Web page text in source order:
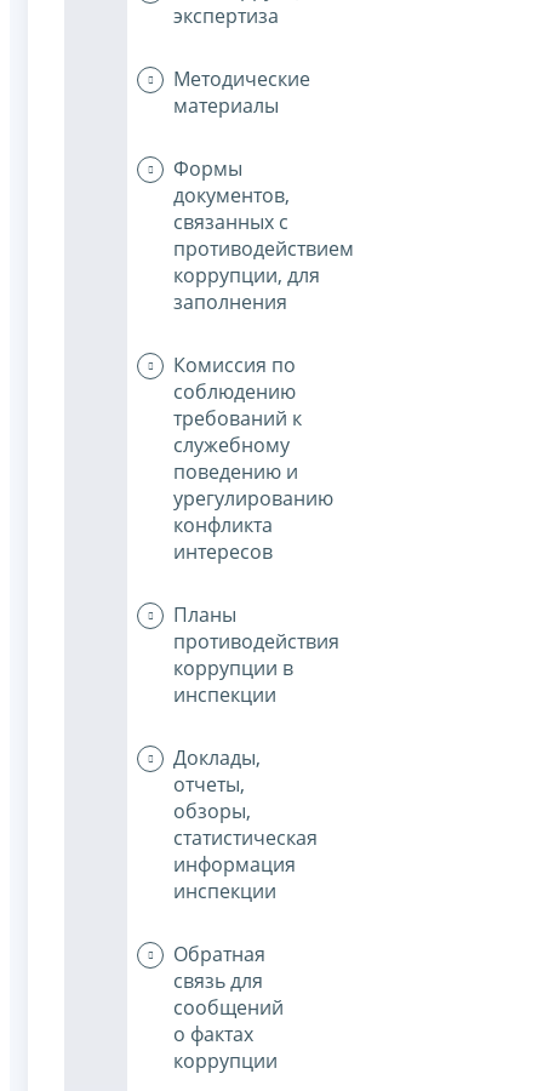
экспертиза
Методические
материалы
Формы
документов,
связанных с
противодействием
коррупции, для
заполнения
Комиссия по
соблюдению
требований к
служебному
поведению и
урегулированию
конфликта
интересов
Планы
противодействия
коррупции в
инспекции
Доклады,
отчеты,
обзоры,
статистическая
информация
инспекции
Обратная
связь для
сообщений
о фактах
коррупции